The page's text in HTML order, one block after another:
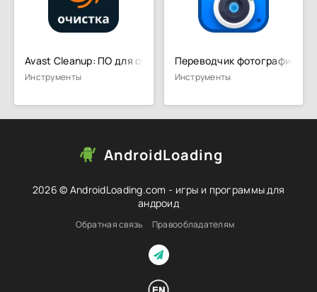
Avast Cleanup: ПО для очистки
Инструменты
Переводчик фотографий
Инструменты
AndroidLoading
2026 © AndroidLoading.com - игры и программы для
андроид
Обратная связь Правообладателям